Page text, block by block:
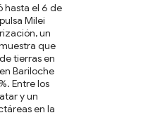
hasta el 6 de
Milei
un
que
tierras en
Bariloche
Entre los
y un
en la